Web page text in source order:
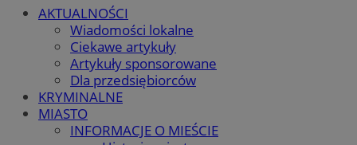
AKTUALNOŚCI
Wiadomości lokalne
Ciekawe artykuły
Artykuły sponsorowane
Dla przedsiębiorców
KRYMINALNE
MIASTO
INFORMACJE O MIEŚCIE